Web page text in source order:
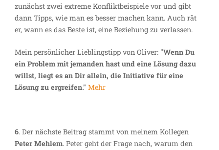
zunächst zwei extreme Konfliktbeispiele vor und gibt
dann Tipps, wie man es besser machen kann. Auch rät
er, wann es das Beste ist, eine Beziehung zu verlassen.
Mein persönlicher Lieblingstipp von Oliver: "Wenn Du
ein Problem mit jemanden hast und eine Lösung dazu
willst, liegt es an Dir allein, die Initiative für eine
Lösung zu ergreifen." Mehr
6. Der nächste Beitrag stammt von meinem Kollegen
Peter Mehlem. Peter geht der Frage nach, warum den